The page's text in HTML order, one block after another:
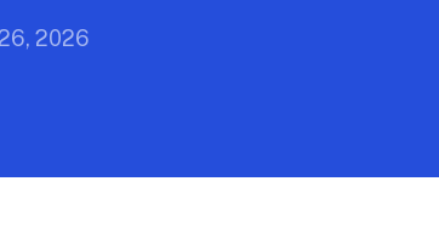
2026